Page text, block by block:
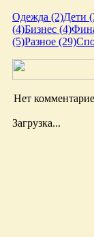
Одежда (2)Дети
(4)Бизнес (4)
(5)Разное (29)
Нет
Загрузка...